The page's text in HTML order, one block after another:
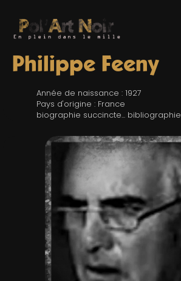
TROMBINO
RECHERCHE
LIENS & FESTIVALS
UN POLAR AU HASARD
Philippe Feeny
Année de naissance : 1927
Pays d'origine : France
biographie succincte... bibliographie